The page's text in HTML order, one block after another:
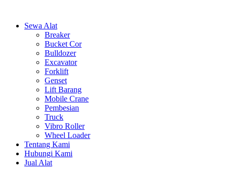
Sewa Alat
Breaker
Bucket Cor
Bulldozer
Excavator
Forklift
Genset
Lift Barang
Mobile Crane
Pembesian
Truck
Vibro Roller
Wheel Loader
Tentang Kami
Hubungi Kami
Jual Alat